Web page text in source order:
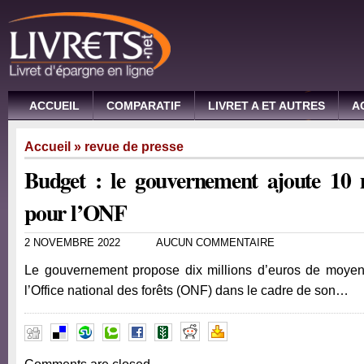
ACCUEIL COMPARATIF LIVRET A ET AUTRES
Accueil » revue de presse
Budget : le gouvernement ajoute 10
pour l’ONF
2 NOVEMBRE 2022 AUCUN COMMENTAIRE
Le gouvernement propose dix millions d’euros de
l’Office national des forêts (ONF) dans le cadre de son…